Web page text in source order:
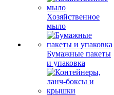
Хозяйственное
мыло
Бумажные пакеты
и упаковка